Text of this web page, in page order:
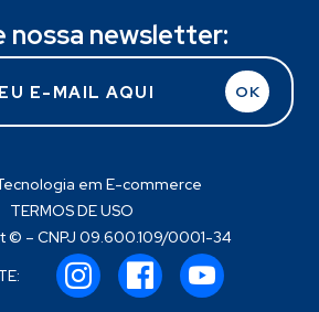
nossa newsletter:
OK
em E-commerce
TERMOS DE USO
© – CNPJ 09.600.109/0001-34